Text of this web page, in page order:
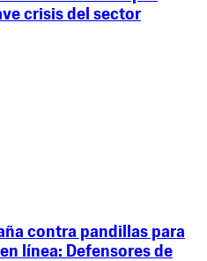
crisis del sector
contra pandillas para
línea: Defensores de